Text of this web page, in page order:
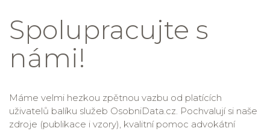
Spolupracujte s
námi!
Máme velmi hezkou zpětnou vazbu od platících
uživatelů balíku služeb OsobniData.cz. Pochvalují si naše
zdroje (publikace i vzory), kvalitní pomoc advokátní